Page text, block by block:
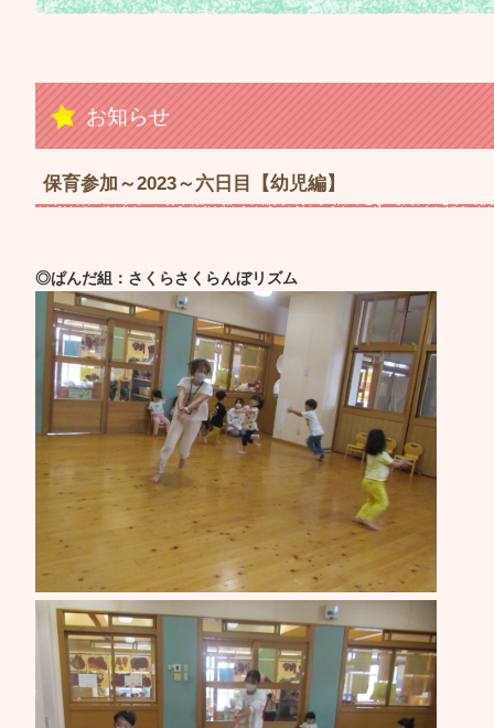
お知らせ
保育参加～2023～六日目【幼児編】
◎ぱんだ組：さくらさくらんぼリズム